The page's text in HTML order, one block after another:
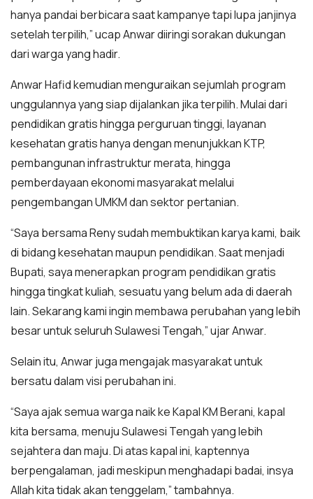
hanya pandai berbicara saat kampanye tapi lupa janjinya
setelah terpilih,” ucap Anwar diiringi sorakan dukungan
dari warga yang hadir.
Anwar Hafid kemudian menguraikan sejumlah program
unggulannya yang siap dijalankan jika terpilih. Mulai dari
pendidikan gratis hingga perguruan tinggi, layanan
kesehatan gratis hanya dengan menunjukkan KTP,
pembangunan infrastruktur merata, hingga
pemberdayaan ekonomi masyarakat melalui
pengembangan UMKM dan sektor pertanian.
“Saya bersama Reny sudah membuktikan karya kami, baik
di bidang kesehatan maupun pendidikan. Saat menjadi
Bupati, saya menerapkan program pendidikan gratis
hingga tingkat kuliah, sesuatu yang belum ada di daerah
lain. Sekarang kami ingin membawa perubahan yang lebih
besar untuk seluruh Sulawesi Tengah,” ujar Anwar.
Selain itu, Anwar juga mengajak masyarakat untuk
bersatu dalam visi perubahan ini.
“Saya ajak semua warga naik ke Kapal KM Berani, kapal
kita bersama, menuju Sulawesi Tengah yang lebih
sejahtera dan maju. Di atas kapal ini, kaptennya
berpengalaman, jadi meskipun menghadapi badai, insya
Allah kita tidak akan tenggelam,” tambahnya.